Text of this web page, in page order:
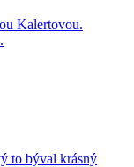
Kalertovou.
to býval krásný